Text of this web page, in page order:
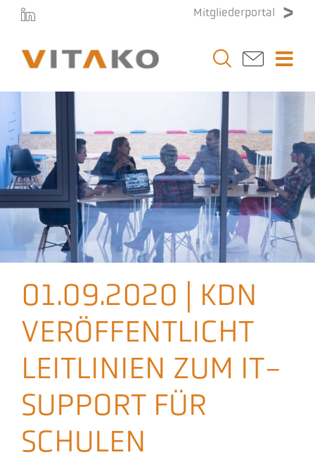
Zum
springen
Mitgliederportal
Vitako
Themen
Stellenmarkt
Veranstaltungen
Presse
Aktuelles
Podcast
01.09.2020 | KDN
VERÖFFENTLICHT
LEITLINIEN ZUM IT-
SUPPORT FÜR
SCHULEN